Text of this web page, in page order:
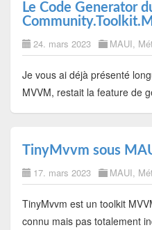
Le Code Generator
24. mars 2023 MAUI,
Je vous ai déjà présenté
MVVM, restait la feature de
TinyMvvm sous
17. mars 2023 MAUI,
TinyMvvm est un toolkit
connu mais pas totalement